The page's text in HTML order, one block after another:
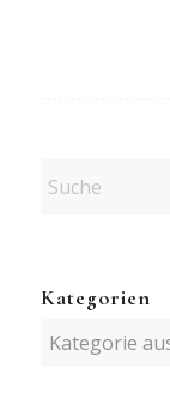
Kategorien
Kategorien